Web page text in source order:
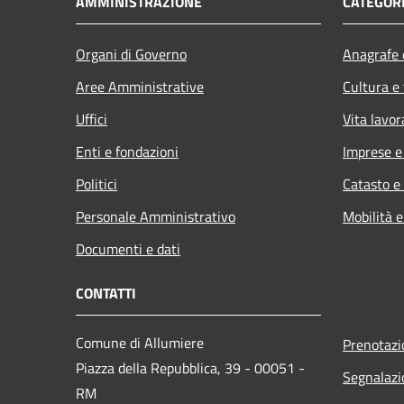
Organi di Governo
Aree Amministrative
Uffici
Enti e fondazioni
Politici
Personale Amministrativo
Documenti e dati
Cultura
Vita
Imprese
Catasto
Mobilità
CONTATTI
Comune di Allumiere
Piazza della Repubblica, 39 - 00051 -
RM